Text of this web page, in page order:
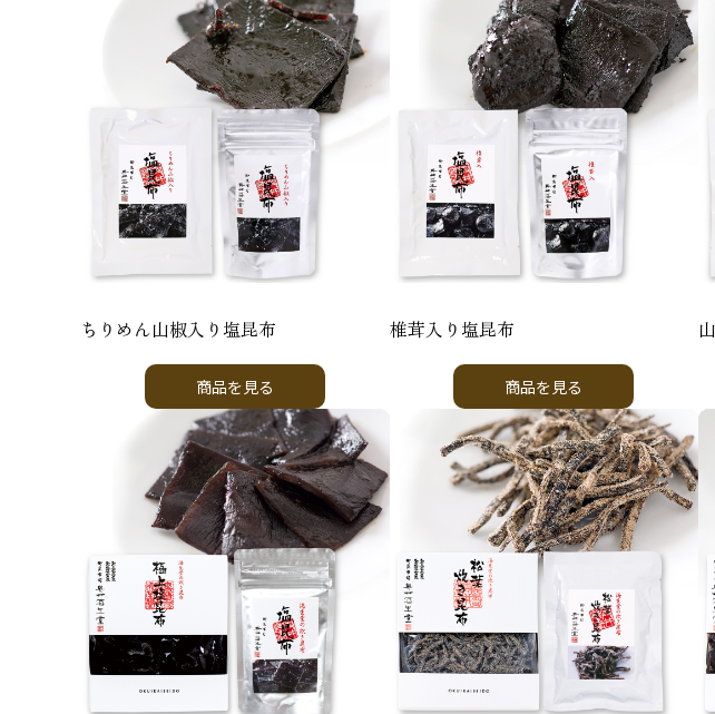
ちりめん山椒入り塩昆布
商品を見る
椎茸入り塩昆布
商品を見る